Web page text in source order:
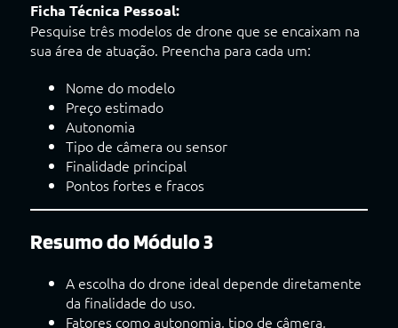
Ficha Técnica Pessoal:
Pesquise três modelos de drone que se encaixam na
sua área de atuação. Preencha para cada um:
Nome do modelo
Preço estimado
Autonomia
Tipo de câmera ou sensor
Finalidade principal
Pontos fortes e fracos
Resumo do Módulo 3
A escolha do drone ideal depende diretamente
da finalidade do uso.
Fatores como autonomia, tipo de câmera,